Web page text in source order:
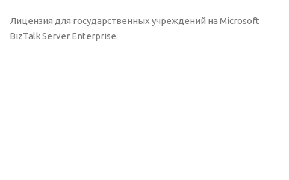
Лицензия для государственных учреждений на Microsoft
BizTalk Server Enterprise.